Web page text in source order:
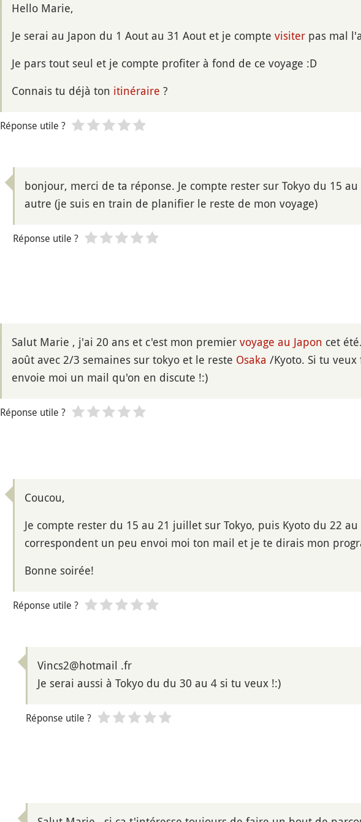
Hello Marie,
Je serai au Japon du 1 Aout au 31 Aout et je compte visiter pas mal
Je pars tout seul et je compte profiter à fond de ce voyage :D
Connais tu déjà ton itinéraire ?
Réponse utile ?
bonjour, merci de ta réponse. Je compte rester sur Tokyo du 15
autre (je suis en train de planifier le reste de mon voyage)
Réponse utile ?
Salut Marie , j'ai 20 ans et c'est mon premier voyage au Japon cet
août avec 2/3 semaines sur tokyo et le reste Osaka /Kyoto. Si tu
envoie moi un mail qu'on en discute !:)
Réponse utile ?
Coucou,
Je compte rester du 15 au 21 juillet sur Tokyo, puis Kyoto du 22
correspondent un peu envoi moi ton mail et je te dirais mon
Bonne soirée!
Réponse utile ?
Vincs2@hotmail .fr
Je serai aussi à Tokyo du du 30 au 4 si tu veux !:)
Réponse utile ?